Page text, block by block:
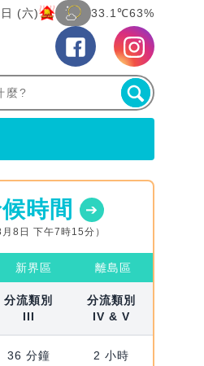
(六) 33.1℃63%
時間
8日 下午7時15分）
新界區 離島區
分流類別
III
分流類別
IV & V
36 分鐘
2 小時